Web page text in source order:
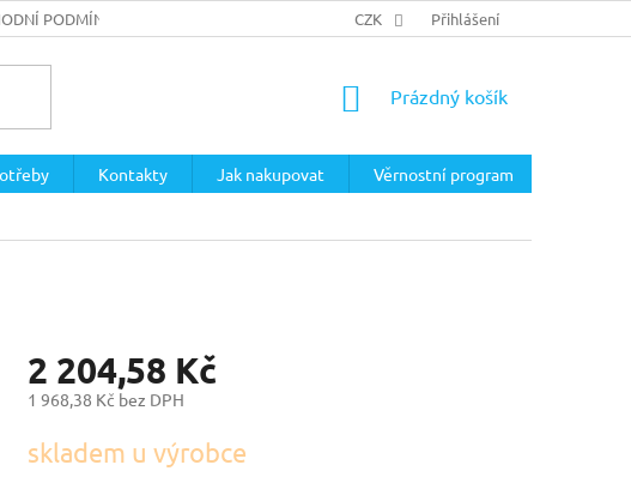
PODMÍNKY PODMÍNKY OCHRANY OSOBNÍCH ÚDAJŮ
CZK Přihlášení
NÁKUPNÍ
Prázdný košík
Kontakty Jak nakupovat
Věrnostní program
2 204,58 Kč
1 968,38 Kč bez DPH
cena:
skladem u výrobce